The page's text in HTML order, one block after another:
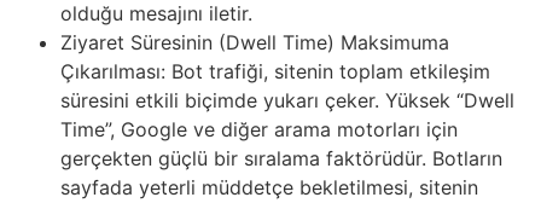
olduğu mesajını iletir.
Ziyaret Süresinin (Dwell Time) Maksimuma
Çıkarılması: Bot trafiği, sitenin toplam etkileşim
süresini etkili biçimde yukarı çeker. Yüksek “Dwell
Time”, Google ve diğer arama motorları için
gerçekten güçlü bir sıralama faktörüdür. Botların
sayfada yeterli müddetçe bekletilmesi, sitenin